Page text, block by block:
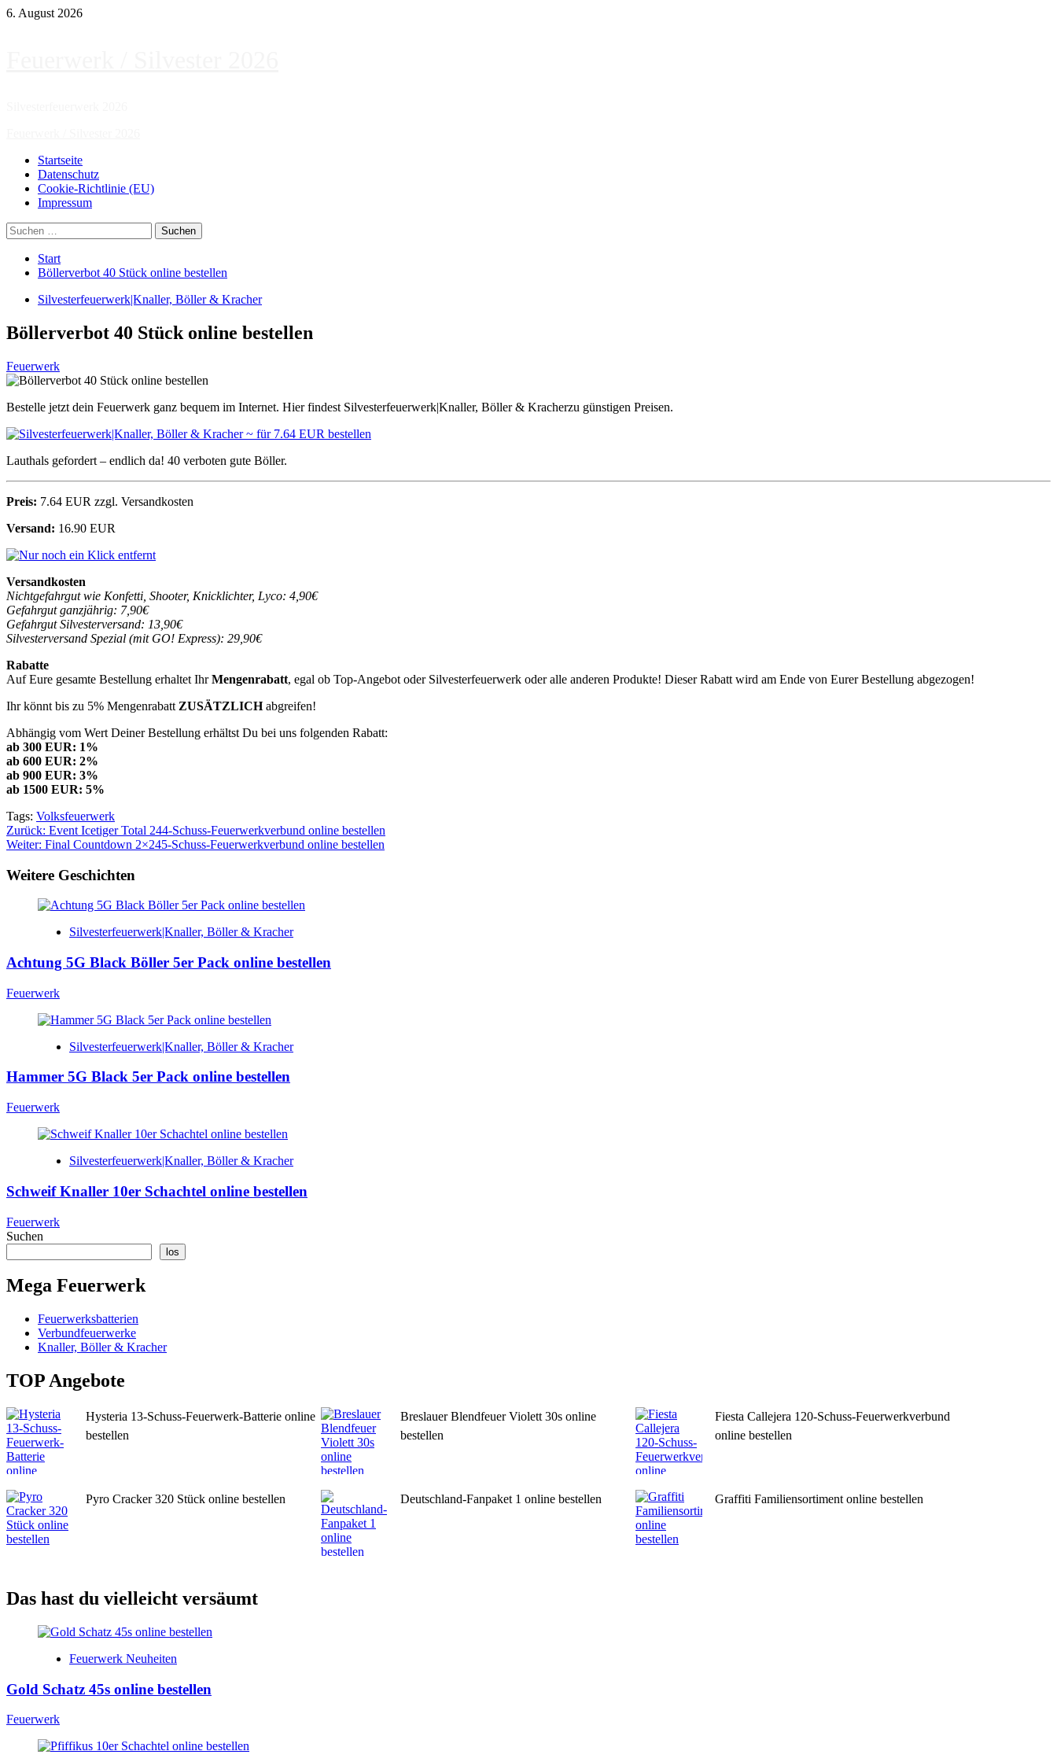
Zum
6. August 2026
Startseite
Datenschutz
Cookie-Richtlinie (EU)
Impressum
Suchen
nach:
Start
Böllerverbot 40 Stück online bestellen
Silvesterfeuerwerk|Knaller, Böller & Kracher
Böllerverbot 40 Stück online bestellen
Feuerwerk
Bestelle jetzt dein Feuerwerk ganz bequem im Internet. Hier findest Silvesterfeuerwerk|Knaller, Böller & Kracherzu günstigen Preisen.
Lauthals gefordert – endlich da! 40 verboten gute Böller.
Preis: 7.64 EUR zzgl. Versandkosten
Versand: 16.90 EUR
Versandkosten
Nichtgefahrgut wie Konfetti, Shooter, Knicklichter, Lyco: 4,90€
Gefahrgut ganzjährig: 7,90€
Gefahrgut Silvesterversand: 13,90€
Silvesterversand Spezial (mit GO! Express): 29,90€
Rabatte
Auf Eure gesamte Bestellung erhaltet IhrMengenrabatt, egal ob Top-Angebot oder Silvesterfeuerwerk oder alle anderen Produkte! Dieser Rabatt wird am Ende von Eurer Bestellung abgezogen!
Ihr könnt bis zu 5% Mengenrabatt ZUSÄTZLICHabgreifen!
Abhängig vom Wert Deiner Bestellung erhältst Du bei uns folgenden Rabatt:
ab 300 EUR: 1%
ab 600 EUR: 2%
ab 900 EUR: 3%
ab 1500 EUR: 5%
Tags: Volksfeuerwerk
Beitragsnavigation
Zurück: Event Icetiger Total 244-Schuss-Feuerwerkverbund online bestellen
Weiter: Final Countdown 2×245-Schuss-Feuerwerkverbund online bestellen
Weitere Geschichten
Silvesterfeuerwerk|Knaller, Böller & Kracher
Achtung 5G Black Böller 5er Pack online bestellen
Feuerwerk
Silvesterfeuerwerk|Knaller, Böller & Kracher
Hammer 5G Black 5er Pack online bestellen
Feuerwerk
Silvesterfeuerwerk|Knaller, Böller & Kracher
Schweif Knaller 10er Schachtel online bestellen
Feuerwerk
Suchen
los
Mega Feuerwerk
Feuerwerksbatterien
Verbundfeuerwerke
Knaller, Böller & Kracher
TOP Angebote
Hysteria 13-Schuss-Feuerwerk-Batterie online
bestellen
Breslauer Blendfeuer Violett 30s online
bestellen
Fiesta Callejera 120-Schuss-Feuerwerkverbund
online bestellen
Pyro Cracker 320 Stück online bestellen Deutschland-Fanpaket 1 online bestellen Graffiti Familiensortiment online bestellen
Das hast du vielleicht versäumt
Feuerwerk Neuheiten
Gold Schatz 45s online bestellen
Feuerwerk